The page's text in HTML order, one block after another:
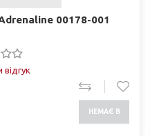
00178-001
НЕМАЄ В